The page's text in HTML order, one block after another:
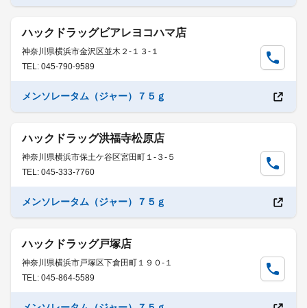
ハックドラッグビアレヨコハマ店
神奈川県横浜市金沢区並木２-１３-１
TEL: 045-790-9589
メンソレータム（ジャー）７５ｇ
ハックドラッグ洪福寺松原店
神奈川県横浜市保土ケ谷区宮田町１-３-５
TEL: 045-333-7760
メンソレータム（ジャー）７５ｇ
ハックドラッグ戸塚店
神奈川県横浜市戸塚区下倉田町１９０-１
TEL: 045-864-5589